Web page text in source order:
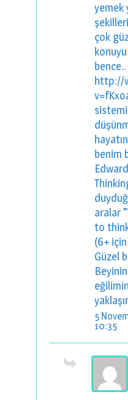
yemek
çok
bence..
http://
benim
aralar
to
(6+
Güzel
5
10:35